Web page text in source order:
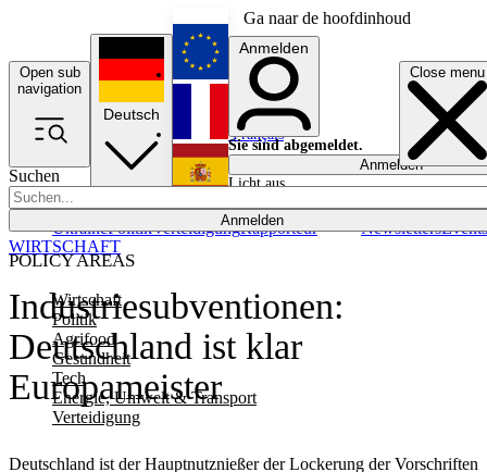
Ga naar de hoofdinhoud
Open sub
navigation
Close menu
Suchen
Anmelden
POLICY AREAS
Wirtschaft
Politik
Agrifood
Gesundheit
Tech
Energie, Umwelt & Transport
Verteidigung
UkrainePolitikVerteidigungRapporteur NewslettersEvents
Deutsch
English
Français
Anmelden
Sie sind abgemeldet.
Anmelden
Licht aus
Industriesubventionen:
Deutschland ist klar
Europameister
Deutschland ist der Hauptnutznießer der Lockerung der Vorschriften
WIRTSCHAFT